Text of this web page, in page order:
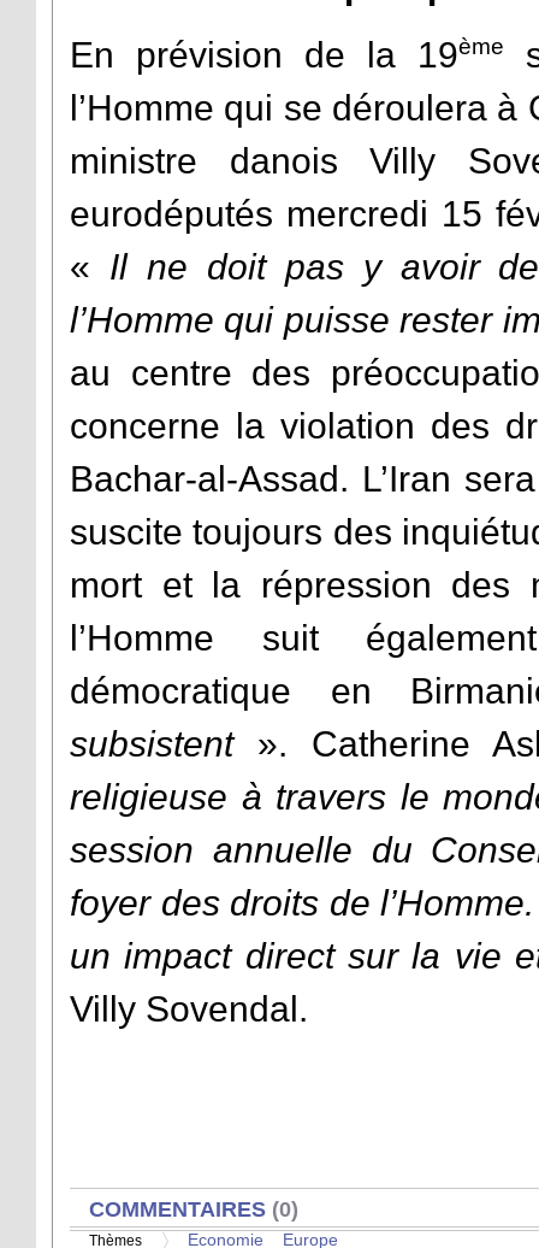
En prévision de la 19ème
l’Homme qui se déroulera
ministre danois Villy
eurodéputés mercredi 15
« Il ne doit pas y avoir
l’Homme qui puisse rester
au centre des
concerne la violation des
Bachar-al-Assad. L’Iran
suscite toujours des
mort et la répression des
l’Homme suit
démocratique en
subsistent». Catherine
religieuse à travers le
session annuelle du
foyer des droits de
un impact direct sur la vie
Villy Sovendal.
AFFICHER
COMMENTAIRES (0)
Thèmes Economie Europe